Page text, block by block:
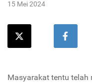
15 Mei 2024
Masyarakat tentu